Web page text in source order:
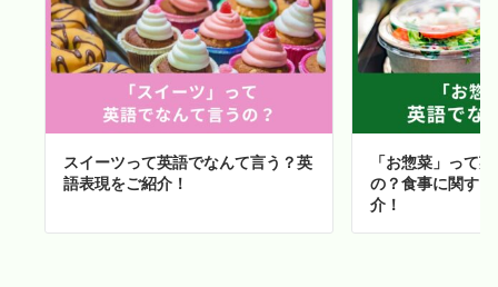
スイーツって英語でなんて言う？英
語表現をご紹介！
「お惣菜」って
の？食事に関す
介！